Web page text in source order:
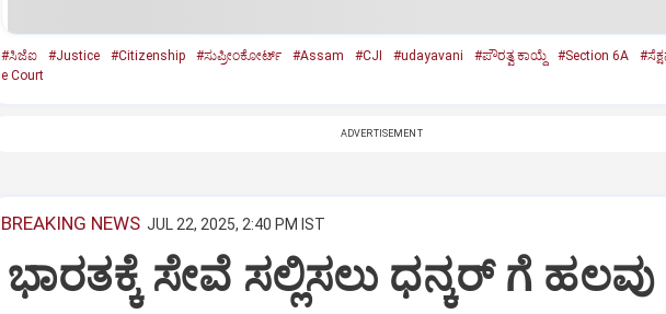
#ಸಿಜೆಐ #Justice #Citizenship #ಸುಪ್ರೀಂಕೋರ್ಟ್‌ #Assam #CJI #udayavani #ಪೌರತ್ವ ಕಾಯ್ದೆ #Section 6A
e Court
ADVERTISEMENT
BREAKING NEWS JUL 22, 2025, 2:40 PM IST
ಭಾರತಕ್ಕೆ ಸೇವೆ ಸಲ್ಲಿಸಲು ಧನ್ಕರ್‌ ಗೆ ಹಲವು